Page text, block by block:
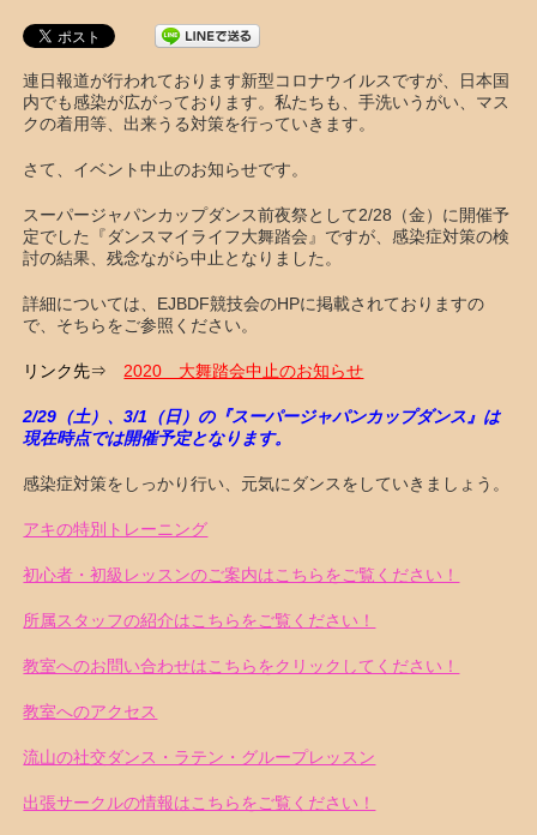
連日報道が行われております新型コロナウイルスですが、日本国
内でも感染が広がっております。私たちも、手洗いうがい、マス
クの着用等、出来うる対策を行っていきます。
さて、イベント中止のお知らせです。
スーパージャパンカップダンス前夜祭として2/28（金）に開催予
定でした『ダンスマイライフ大舞踏会』ですが、感染症対策の検
討の結果、残念ながら中止となりました。
詳細については、EJBDF競技会のHPに掲載されておりますの
で、そちらをご参照ください。
リンク先⇒2020 大舞踏会中止のお知らせ
2/29（土）、3/1（日）の『スーパージャパンカップダンス』は
現在時点では開催予定となります。
感染症対策をしっかり行い、元気にダンスをしていきましょう。
アキの特別トレーニング
初心者・初級レッスンのご案内はこちらをご覧ください！
所属スタッフの紹介はこちらをご覧ください！
教室へのお問い合わせはこちらをクリックしてください！
教室へのアクセス
流山の社交ダンス・ラテン・グループレッスン
出張サークルの情報はこちらをご覧ください！